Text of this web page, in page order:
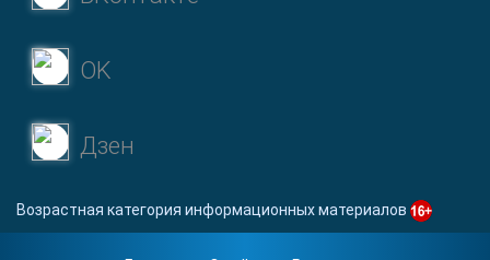
OK
Дзен
Возрастная категория информационных материалов